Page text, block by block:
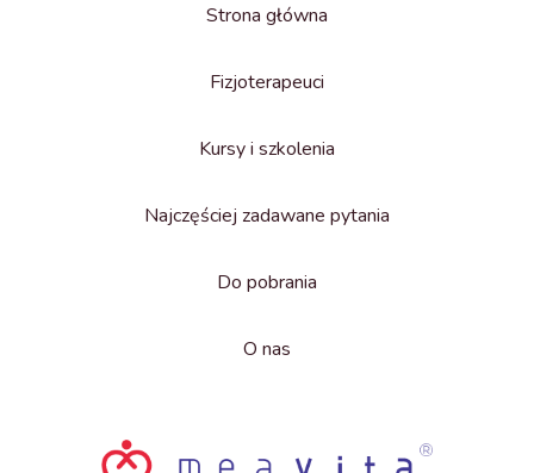
Strona główna
Fizjoterapeuci
Kursy i szkolenia
Najczęściej zadawane pytania
Do pobrania
O nas